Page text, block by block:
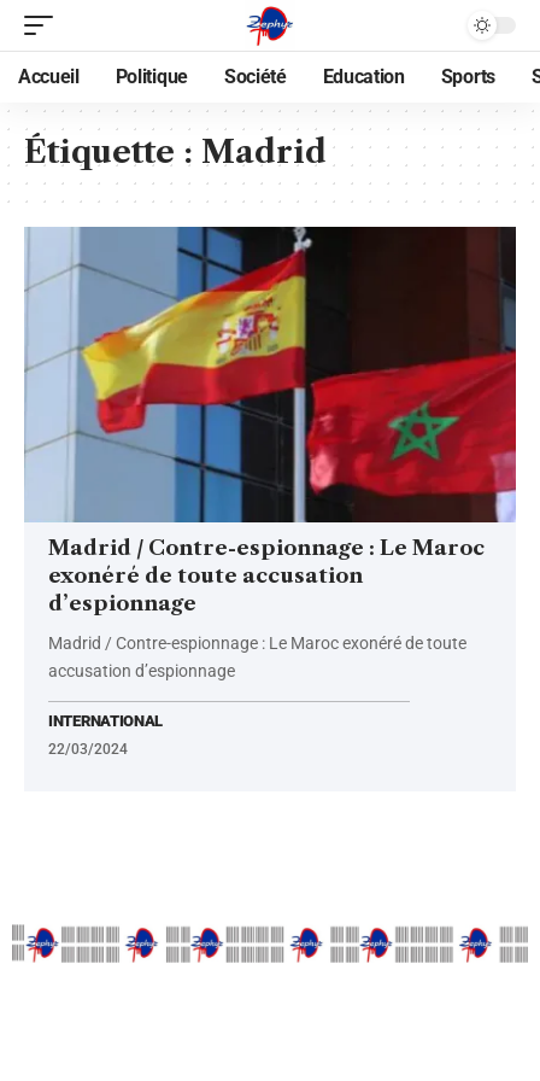
Accueil Politique Société Education Sports
Étiquette : Madrid
Madrid / Contre-espionnage : Le Maroc
exonéré de toute accusation
d’espionnage
Madrid / Contre-espionnage : Le Maroc exonéré de toute
accusation d’espionnage
INTERNATIONAL
22/03/2024